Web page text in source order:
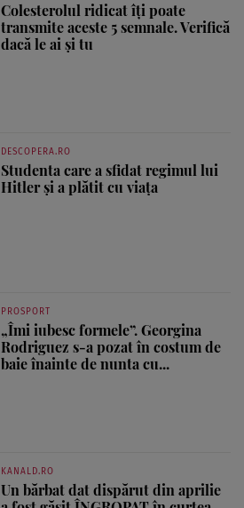
Colesterolul ridicat îți poate
transmite aceste 5 semnale. Verifică
dacă le ai și tu
DESCOPERA.RO
Studenta care a sfidat regimul lui
Hitler și a plătit cu viața
PROSPORT
„Îmi iubesc formele”. Georgina
Rodriguez s-a pozat în costum de
baie înainte de nunta cu...
KANALD.RO
Un bărbat dat dispărut din aprilie